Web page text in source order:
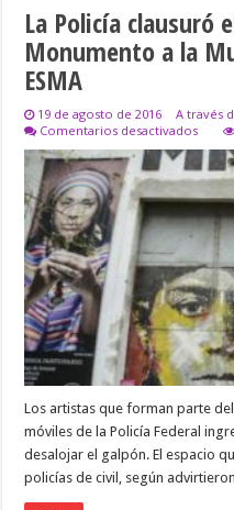
La Policía clausuró
Monumento a la
ESMA
19 de agosto de 2016 A través
Comentarios desactivadosen
La
el
del
a
la
Mujer
en
la
ex
ESMA
Los artistas que forman parte
móviles de la Policía Federal
desalojar el galpón. El espacio
policías de civil, según